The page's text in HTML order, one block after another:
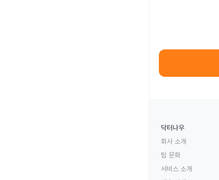
닥터나우
회사 소개
팀 문화
서비스 소개